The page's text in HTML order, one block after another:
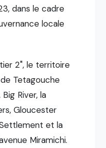
dans le cadre
locale
2", le territoire
Tetagouche
River, la
Gloucester
et la
Miramichi.